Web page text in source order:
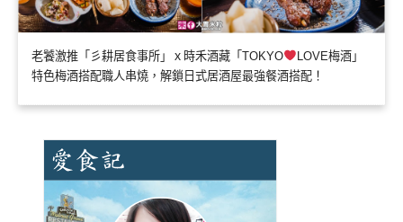
老饕激推「彡耕居食事所」ｘ時禾酒藏「TOKYO
LOVE梅酒」
特色梅酒搭配職人串燒，解鎖日式居酒屋最強餐酒搭配！